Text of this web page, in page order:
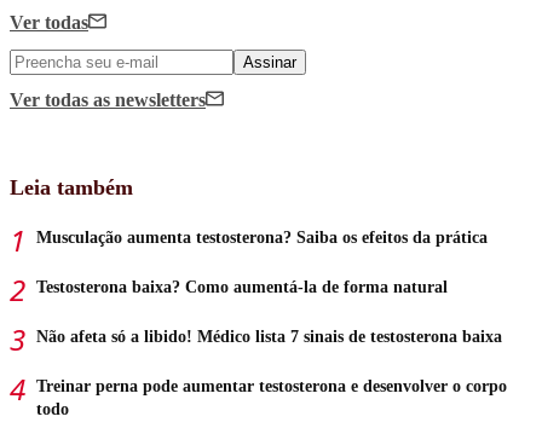
Ver todas
Assinar
Ver todas as newsletters
Leia também
Musculação aumenta testosterona? Saiba os efeitos da prática
Testosterona baixa? Como aumentá-la de forma natural
Não afeta só a libido! Médico lista 7 sinais de testosterona baixa
Treinar perna pode aumentar testosterona e desenvolver o corpo
todo